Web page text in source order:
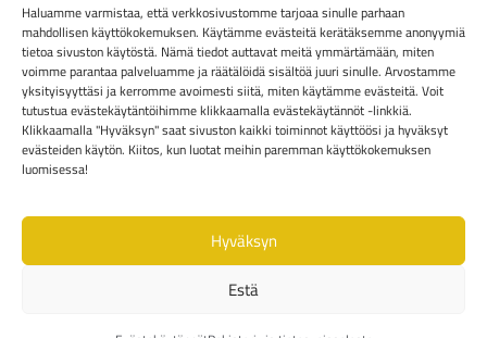
Haluamme varmistaa, että verkkosivustomme tarjoaa sinulle parhaan
mahdollisen käyttökokemuksen. Käytämme evästeitä kerätäksemme anonyymiä
tietoa sivuston käytöstä. Nämä tiedot auttavat meitä ymmärtämään, miten
voimme parantaa palveluamme ja räätälöidä sisältöä juuri sinulle. Arvostamme
yksityisyyttäsi ja kerromme avoimesti siitä, miten käytämme evästeitä. Voit
tutustua evästekäytäntöihimme klikkaamalla evästekäytännöt -linkkiä.
Klikkaamalla "Hyväksyn" saat sivuston kaikki toiminnot käyttöösi ja hyväksyt
evästeiden käytön. Kiitos, kun luotat meihin paremman käyttökokemuksen
luomisessa!
Hyväksyn
Estä
20780
Kaarina
info@noortrade.fi
+358 2 51 22
500
Showroom
Yritys
Yhteystiedot
Ajankohtaista
Rekisteri- ja tietosuojaseloste
Kuluttaja-asiakkaiden toimitusehdot
Evästekäytännöt